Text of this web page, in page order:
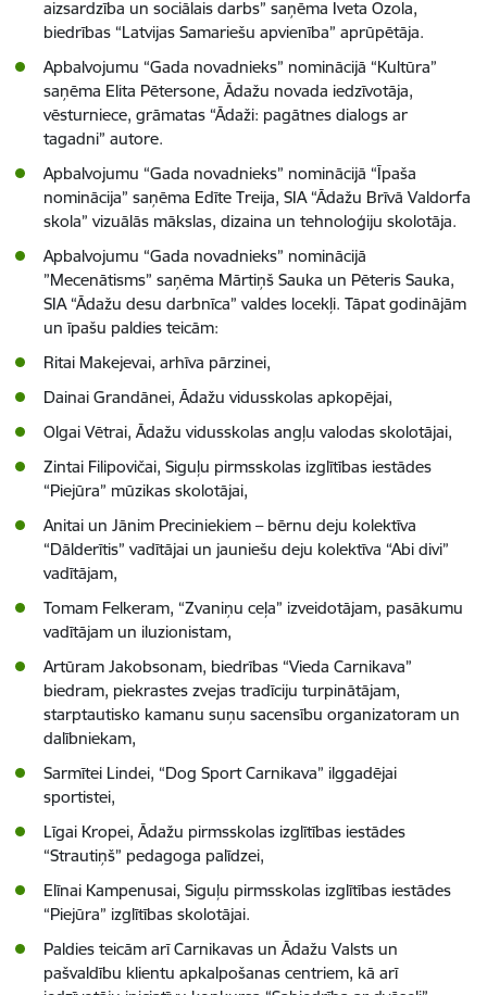
aizsardzība un sociālais darbs” saņēma Iveta Ozola,
biedrības “Latvijas Samariešu apvienība” aprūpētāja.
Apbalvojumu “Gada novadnieks” nominācijā “Kultūra”
saņēma Elita Pētersone, Ādažu novada iedzīvotāja,
vēsturniece, grāmatas “Ādaži: pagātnes dialogs ar
tagadni” autore.
Apbalvojumu “Gada novadnieks” nominācijā “Īpaša
nominācija” saņēma Edīte Treija, SIA “Ādažu Brīvā Valdorfa
skola” vizuālās mākslas, dizaina un tehnoloģiju skolotāja.
Apbalvojumu “Gada novadnieks” nominācijā
”Mecenātisms” saņēma Mārtiņš Sauka un Pēteris Sauka,
SIA “Ādažu desu darbnīca” valdes locekļi. Tāpat godinājām
un īpašu paldies teicām:
Ritai Makejevai, arhīva pārzinei,
Dainai Grandānei, Ādažu vidusskolas apkopējai,
Olgai Vētrai, Ādažu vidusskolas angļu valodas skolotājai,
Zintai Filipovičai, Siguļu pirmsskolas izglītības iestādes
“Piejūra” mūzikas skolotājai,
Anitai un Jānim Preciniekiem – bērnu deju kolektīva
“Dālderītis” vadītājai un jauniešu deju kolektīva “Abi divi”
vadītājam,
Tomam Felkeram, “Zvaniņu ceļa” izveidotājam, pasākumu
vadītājam un iluzionistam,
Artūram Jakobsonam, biedrības “Vieda Carnikava”
biedram, piekrastes zvejas tradīciju turpinātājam,
starptautisko kamanu suņu sacensību organizatoram un
dalībniekam,
Sarmītei Lindei, “Dog Sport Carnikava” ilggadējai
sportistei,
Līgai Kropei, Ādažu pirmsskolas izglītības iestādes
“Strautiņš” pedagoga palīdzei,
Elīnai Kampenusai, Siguļu pirmsskolas izglītības iestādes
“Piejūra” izglītības skolotājai.
Paldies teicām arī Carnikavas un Ādažu Valsts un
pašvaldību klientu apkalpošanas centriem, kā arī